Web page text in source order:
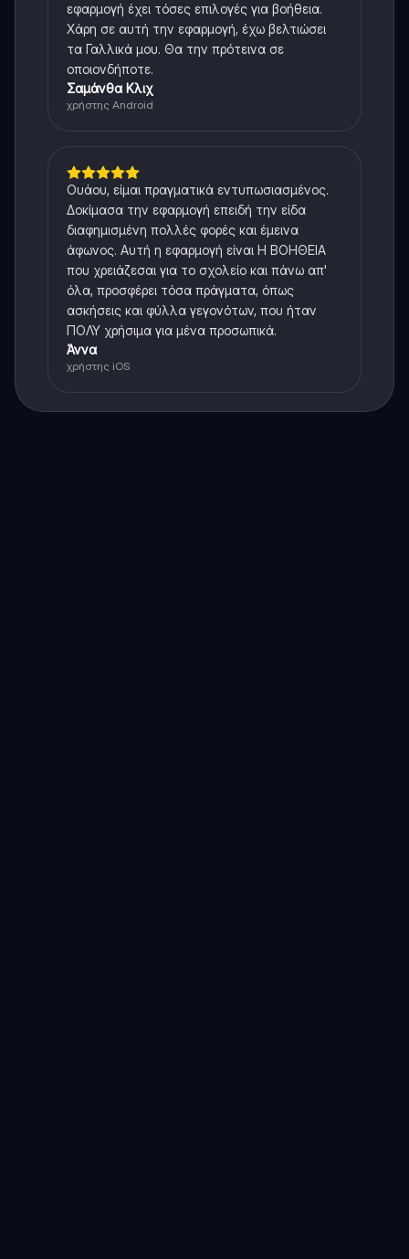
εφαρμογή έχει τόσες επιλογές για βοήθεια.
Χάρη σε αυτή την εφαρμογή, έχω βελτιώσει
τα Γαλλικά μου. Θα την πρότεινα σε
οποιονδήποτε.
Σαμάνθα Κλιχ
χρήστης Android
Ουάου, είμαι πραγματικά εντυπωσιασμένος.
Δοκίμασα την εφαρμογή επειδή την είδα
διαφημισμένη πολλές φορές και έμεινα
άφωνος. Αυτή η εφαρμογή είναι Η ΒΟΗΘΕΙΑ
που χρειάζεσαι για το σχολείο και πάνω απ'
όλα, προσφέρει τόσα πράγματα, όπως
ασκήσεις και φύλλα γεγονότων, που ήταν
ΠΟΛΥ χρήσιμα για μένα προσωπικά.
Άννα
χρήστης iOS